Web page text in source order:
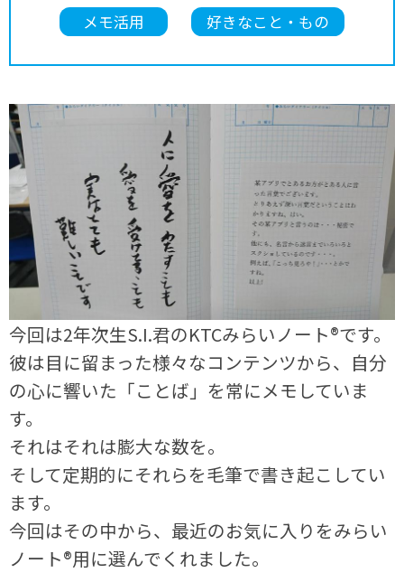
メモ活用 好きなこと・もの
今回は2年次生S.I.君のKTCみらいノート®です。
彼は目に留まった様々なコンテンツから、自分
の心に響いた「ことば」を常にメモしていま
す。
それはそれは膨大な数を。
そして定期的にそれらを毛筆で書き起こしてい
ます。
今回はその中から、最近のお気に入りをみらい
ノート®用に選んでくれました。